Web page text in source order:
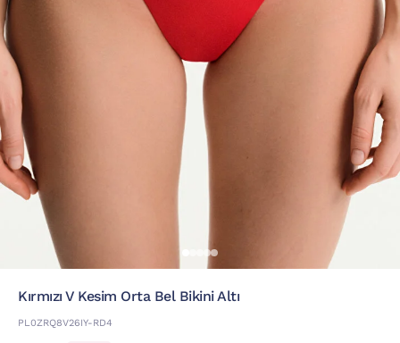
Kırmızı V Kesim Orta Bel Bikini Altı
PL0ZRQ8V26IY-RD4